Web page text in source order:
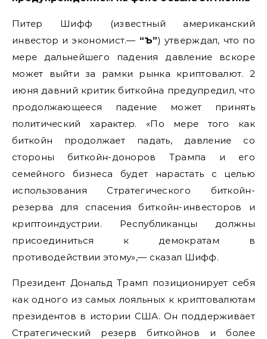
Питер Шифф (известный американский
инвестор и экономист.— “Ъ”) утверждал, что по
мере дальнейшего падения давление вскоре
может выйти за рамки рынка криптовалют. 2
июня давний критик биткойна предупредил, что
продолжающееся падение может принять
политический характер. «По мере того как
биткойн продолжает падать, давление со
стороны биткойн-доноров Трампа и его
семейного бизнеса будет нарастать с целью
использования Стратегического биткойн-
резерва для спасения биткойн-инвесторов и
криптоиндустрии. Республиканцы должны
присоединиться к демократам в
противодействии этому»,— сказал Шифф.
Президент Дональд Трамп позиционирует себя
как одного из самых лояльных к криптовалютам
президентов в истории США. Он поддерживает
Стратегический резерв биткойнов и более